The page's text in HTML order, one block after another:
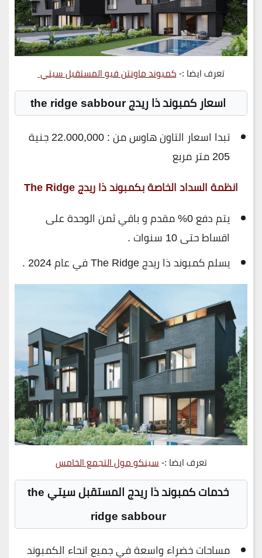
تعرف ايضا :-كمبوند ماونتن فيو المستقبل سيتي
اسعار كمبوند ذا ريدج the ridge sabbour
تبدا اسعار التاون هاوس من : 22.000,000 جنية
205 متر مربع
انظمة السداد الخاصة بكمبوند ذا ريدج The Ridge
يتم دفع 0% مقدم و باقي ثمن الوحدة على
اقساط حتى 10 سنوات .
يسلم كمبوند ذا ريدج The Ridge في عام 2024 .
تعرف ايضا :-سينكو مول التجمع الخامس
خدمات كمبوند ذا ريدج المستقبل سيتي the
ridge sabbour
مساحات خضراء واسعة في جميع انحاء الكمبوند